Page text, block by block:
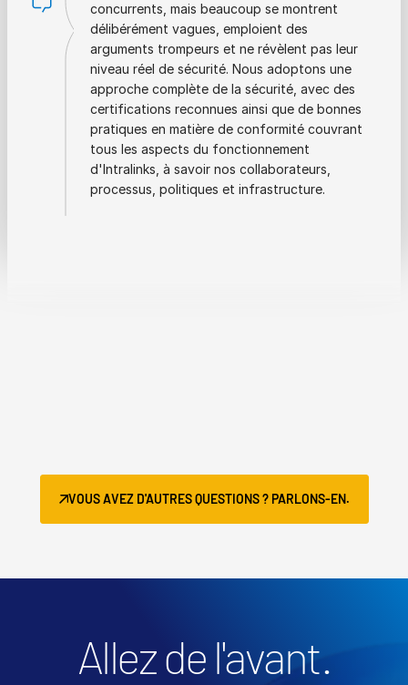
concurrents, mais beaucoup se montrent
délibérément vagues, emploient des
arguments trompeurs et ne révèlent pas leur
niveau réel de sécurité. Nous adoptons une
approche complète de la sécurité, avec des
certifications reconnues ainsi que de bonnes
pratiques en matière de conformité couvrant
tous les aspects du fonctionnement
d'Intralinks, à savoir nos collaborateurs,
processus, politiques et infrastructure.
VOUS AVEZ D'AUTRES QUESTIONS ? PARLONS-EN.
Allez de l'avant.